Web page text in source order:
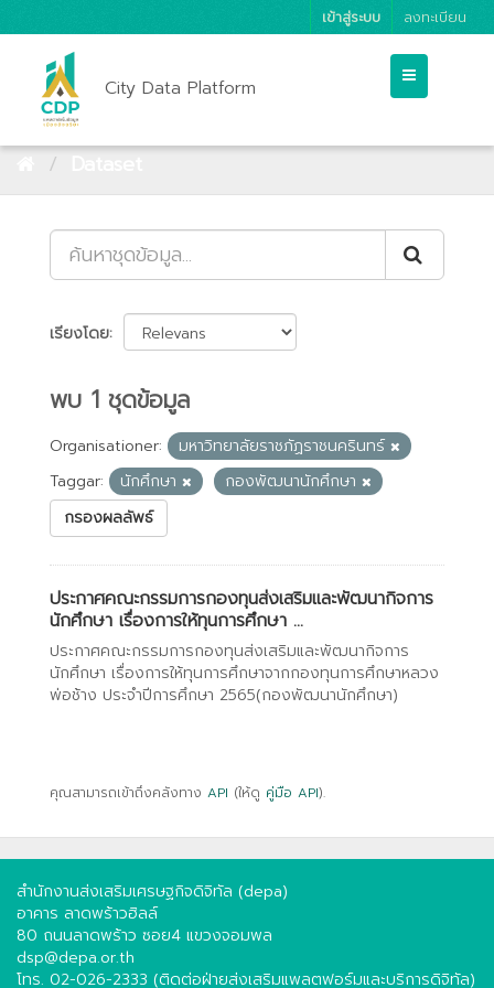
เข้าสู่ระบบ ลงทะเบียน
City Data Platform
เรียงโดย
พบ 1 ชุดข้อมูล
Organisationer:
มหาวิทยาลัยราชภัฏราชนครินทร์
Taggar:
นักศึกษา
กองพัฒนานักศึกษา
กรองผลลัพธ์
ประกาศคณะกรรมการกองทุนส่งเสริมและพัฒนากิจการ
นักศึกษา เรื่องการให้ทุนการศึกษา ...
ประกาศคณะกรรมการกองทุนส่งเสริมและพัฒนากิจการ
นักศึกษา เรื่องการให้ทุนการศึกษาจากกองทุนการศึกษาหลวง
พ่อช้าง ประจำปีการศึกษา 2565(กองพัฒนานักศึกษา)
คุณสามารถเข้าถึงคลังทาง API (ให้ดู คู่มือ API).
สำนักงานส่งเสริมเศรษฐกิจดิจิทัล (depa)
อาคาร ลาดพร้าวฮิลล์
80 ถนนลาดพร้าว ซอย4 แขวงจอมพล
dsp@depa.or.th
โทร. 02-026-2333 (ติดต่อฝ่ายส่งเสริมแพลตฟอร์มและบริการดิจิทัล)